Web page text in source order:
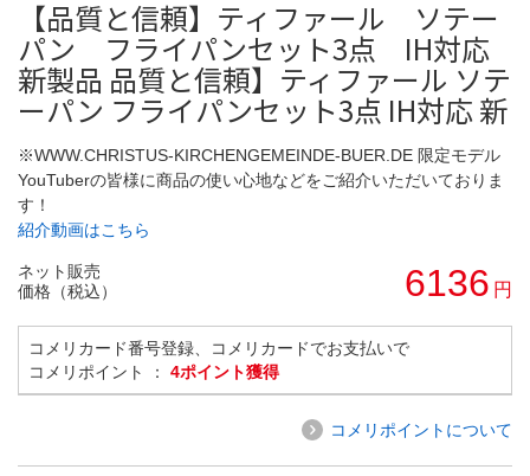
【品質と信頼】ティファール ソテー
パン フライパンセット3点 IH対応
新製品 品質と信頼】ティファール ソテ
ーパン フライパンセット3点 IH対応 新
※WWW.CHRISTUS-KIRCHENGEMEINDE-BUER.DE 限定モデル
YouTuberの皆様に商品の使い心地などをご紹介いただいておりま
す！
紹介動画はこちら
ネット販売
価格（税込）
6136 円
コメリカード番号登録、コメリカードでお支払いで
コメリポイント ： 4ポイント獲得
コメリポイントについて